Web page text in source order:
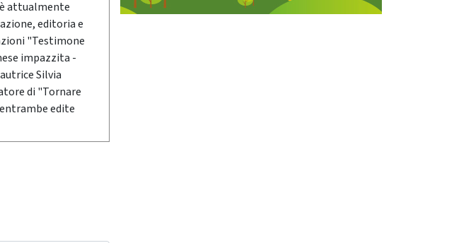
è attualmente
editoria e
"Testimone
impazzita -
Silvia
di "Tornare
edite